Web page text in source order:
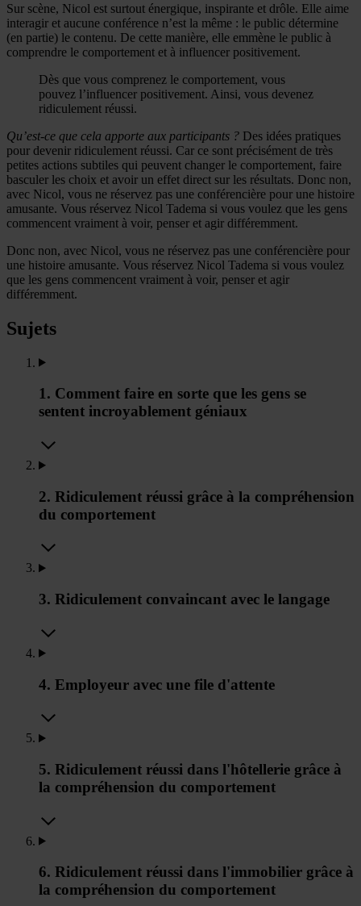
Sur scène, Nicol est surtout énergique, inspirante et drôle. Elle aime
interagir et aucune conférence n’est la même : le public détermine
(en partie) le contenu. De cette manière, elle emmène le public à
comprendre le comportement et à influencer positivement.
Dès que vous comprenez le comportement, vous
pouvez l’influencer positivement. Ainsi, vous devenez
ridiculement réussi.
Qu’est-ce que cela apporte aux participants ? Des idées pratiques
pour devenir ridiculement réussi. Car ce sont précisément de très
petites actions subtiles qui peuvent changer le comportement, faire
basculer les choix et avoir un effet direct sur les résultats. Donc non,
avec Nicol, vous ne réservez pas une conférencière pour une histoire
amusante. Vous réservez Nicol Tadema si vous voulez que les gens
commencent vraiment à voir, penser et agir différemment.
Donc non, avec Nicol, vous ne réservez pas une conférencière pour
une histoire amusante. Vous réservez Nicol Tadema si vous voulez
que les gens commencent vraiment à voir, penser et agir
différemment.
Sujets
1. Comment faire en sorte que les gens se
sentent incroyablement géniaux
2. Ridiculement réussi grâce à la compréhension
du comportement
3. Ridiculement convaincant avec le langage
4. Employeur avec une file d'attente
5. Ridiculement réussi dans l'hôtellerie grâce à
la compréhension du comportement
6. Ridiculement réussi dans l'immobilier grâce à
la compréhension du comportement